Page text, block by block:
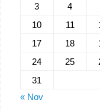
3
4
10
11
17
18
24
25
31
« Nov